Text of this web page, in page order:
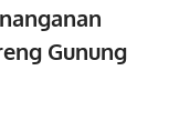
Gunung